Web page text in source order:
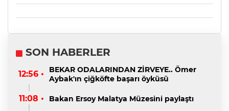
SON HABERLER
12:56 •
BEKAR ODALARINDAN ZİRVEYE.. Ömer
Aybak'ın çiğköfte başarı öyküsü
11:08 • Bakan Ersoy Malatya Müzesini paylaştı